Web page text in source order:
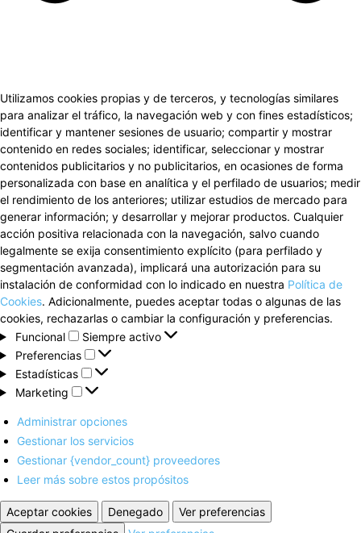
Utilizamos cookies propias y de terceros, y tecnologías similares
para analizar el tráfico, la navegación web y con fines estadísticos;
identificar y mantener sesiones de usuario; compartir y mostrar
contenido en redes sociales; identificar, seleccionar y mostrar
contenidos publicitarios y no publicitarios, en ocasiones de forma
personalizada con base en analítica y el perfilado de usuarios; medir
el rendimiento de los anteriores; utilizar estudios de mercado para
generar información; y desarrollar y mejorar productos. Cualquier
acción positiva relacionada con la navegación, salvo cuando
legalmente se exija consentimiento explícito (para perfilado y
segmentación avanzada), implicará una autorización para su
instalación de conformidad con lo indicado en nuestra Política de
Cookies. Adicionalmente, puedes aceptar todas o algunas de las
cookies, rechazarlas o cambiar la configuración y preferencias.
Funcional
Funcional
Siempre activo
Preferencias
Preferencias
Estadísticas
Estadísticas
Marketing
Marketing
Administrar opciones
Gestionar los servicios
Gestionar {vendor_count} proveedores
Leer más sobre estos propósitos
Aceptar cookies Denegado
Ver preferencias